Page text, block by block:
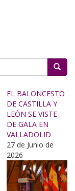
EL BALONCESTO
DE CASTILLA Y
LEÓN SE VISTE
DE GALA EN
VALLADOLID
27 de Junio de
2026